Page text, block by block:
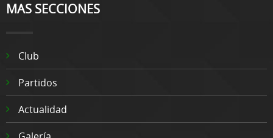
MAS SECCIONES
Club
Partidos
Actualidad